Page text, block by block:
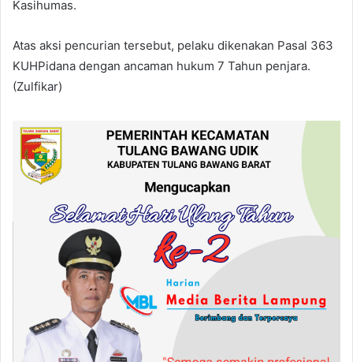
Kasihumas.
Atas aksi pencurian tersebut, pelaku dikenakan Pasal 363
KUHPidana dengan ancaman hukum 7 Tahun penjara.
(Zulfikar)